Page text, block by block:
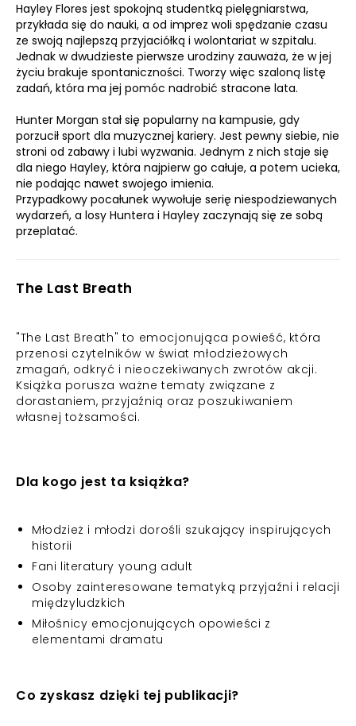
Hayley Flores jest spokojną studentką pielęgniarstwa,
przykłada się do nauki, a od imprez woli spędzanie czasu
ze swoją najlepszą przyjaciółką i wolontariat w szpitalu.
Jednak w dwudzieste pierwsze urodziny zauważa, że w jej
życiu brakuje spontaniczności. Tworzy więc szaloną listę
zadań, która ma jej pomóc nadrobić stracone lata.
Hunter Morgan stał się popularny na kampusie, gdy
porzucił sport dla muzycznej kariery. Jest pewny siebie, nie
stroni od zabawy i lubi wyzwania. Jednym z nich staje się
dla niego Hayley, która najpierw go całuje, a potem ucieka,
nie podając nawet swojego imienia.
Przypadkowy pocałunek wywołuje serię niespodziewanych
wydarzeń, a losy Huntera i Hayley zaczynają się ze sobą
przeplatać.
The Last Breath
"The Last Breath" to emocjonująca powieść, która
przenosi czytelników w świat młodzieżowych
zmagań, odkryć i nieoczekiwanych zwrotów akcji.
Książka porusza ważne tematy związane z
dorastaniem, przyjaźnią oraz poszukiwaniem
własnej tożsamości.
Dla kogo jest ta książka?
Młodzież i młodzi dorośli szukający inspirujących
historii
Fani literatury young adult
Osoby zainteresowane tematyką przyjaźni i relacji
międzyludzkich
Miłośnicy emocjonujących opowieści z
elementami dramatu
Co zyskasz dzięki tej publikacji?